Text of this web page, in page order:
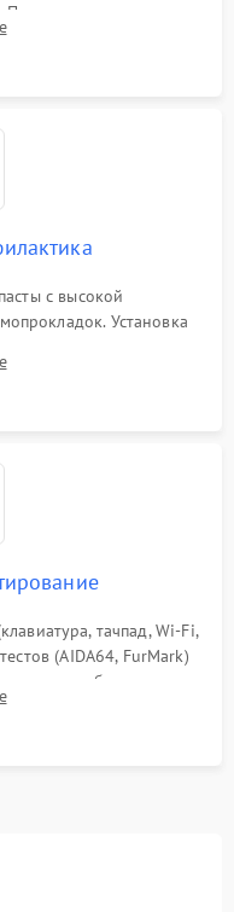
Прошивка микросхемы
портов USB
с высокой
Установка
Предварительная
тачпад, Wi-Fi,
(AIDA64, FurMark)
и стабильности